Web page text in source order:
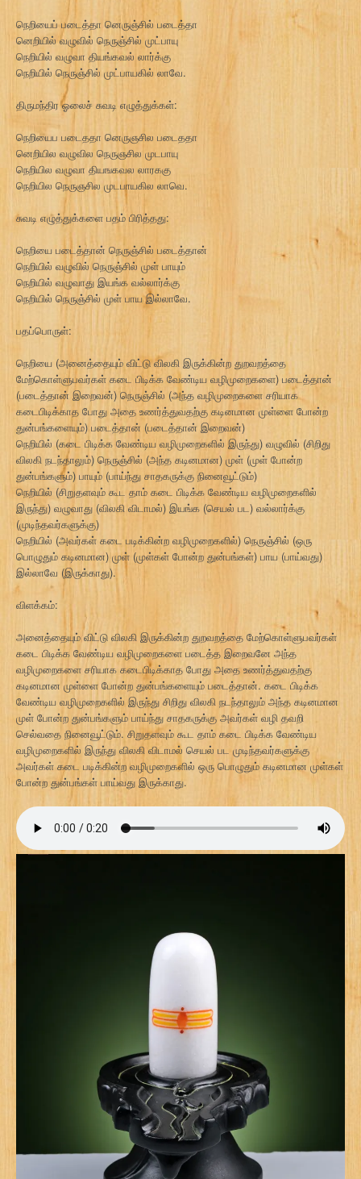
நெறியைப் படைத்தா னெருஞ்சில் படைத்தா
னெறியில் வழுவில் நெருஞ்சில் முட்பாயு
நெறியில் வழுவா தியங்கவல் லார்க்கு
நெறியில் நெருஞ்சில் முட்பாயகில் லாவே.
திருமந்திர ஓலைச் சுவடி எழுத்துக்கள்:
நெறியைப படைததா னெருஞசில படைததா
னெறியில வழுவில நெருஞசில முடபாயு
நெறியில வழுவா தியஙகவல லாரககு
நெறியில நெருஞசில முடபாயகில லாவெ.
சுவடி எழுத்துக்களை பதம் பிரித்தது:
நெறியை படைத்தான் நெருஞ்சில் படைத்தான்
நெறியில் வழுவில் நெருஞ்சில் முள் பாயும்
நெறியில் வழுவாது இயங்க வல்லார்க்கு
நெறியில் நெருஞ்சில் முள் பாய இல்லாவே.
பதப்பொருள்:
நெறியை (அனைத்தையும் விட்டு விலகி இருக்கின்ற துறவறத்தை
மேற்கொள்ளுபவர்கள் கடை பிடிக்க வேண்டிய வழிமுறைகளை) படைத்தான்
(படைத்தான் இறைவன்) நெருஞ்சில் (அந்த வழிமுறைகளை சரியாக
கடைபிடிக்காத போது அதை உணர்த்துவதற்கு கடினமான முள்ளை போன்ற
துன்பங்களையும்) படைத்தான் (படைத்தான் இறைவன்)
நெறியில் (கடை பிடிக்க வேண்டிய வழிமுறைகளில் இருந்து) வழுவில் (சிறிது
விலகி நடந்தாலும்) நெருஞ்சில் (அந்த கடினமான) முள் (முள் போன்ற
துன்பங்களும்) பாயும் (பாய்ந்து சாதகருக்கு நினைவூட்டும்)
நெறியில் (சிறுதளவும் கூட தாம் கடை பிடிக்க வேண்டிய வழிமுறைகளில்
இருந்து) வழுவாது (விலகி விடாமல்) இயங்க (செயல் பட) வல்லார்க்கு
(முடிந்தவர்களுக்கு)
நெறியில் (அவர்கள் கடை படிக்கின்ற வழிமுறைகளில்) நெருஞ்சில் (ஒரு
பொழுதும் கடினமான) முள் (முள்கள் போன்ற துன்பங்கள்) பாய (பாய்வது)
இல்லாவே (இருக்காது).
விளக்கம்:
அனைத்தையும் விட்டு விலகி இருக்கின்ற துறவறத்தை மேற்கொள்ளுபவர்கள்
கடை பிடிக்க வேண்டிய வழிமுறைகளை படைத்த இறைவனே அந்த
வழிமுறைகளை சரியாக கடைபிடிக்காத போது அதை உணர்த்துவதற்கு
கடினமான முள்ளை போன்ற துன்பங்களையும் படைத்தான். கடை பிடிக்க
வேண்டிய வழிமுறைகளில் இருந்து சிறிது விலகி நடந்தாலும் அந்த கடினமான
முள் போன்ற துன்பங்களும் பாய்ந்து சாதகருக்கு அவர்கள் வழி தவறி
செல்வதை நினைவூட்டும். சிறுதளவும் கூட தாம் கடை பிடிக்க வேண்டிய
வழிமுறைகளில் இருந்து விலகி விடாமல் செயல் பட முடிந்தவர்களுக்கு
அவர்கள் கடை படிக்கின்ற வழிமுறைகளில் ஒரு பொழுதும் கடினமான முள்கள்
போன்ற துன்பங்கள் பாய்வது இருக்காது.